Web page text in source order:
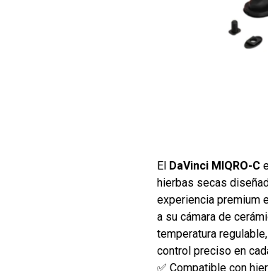
El DaVinci MIQRO-C
hierbas secas
experiencia premium
a su cámara de
temperatura
control preciso en
✅ Compatible con